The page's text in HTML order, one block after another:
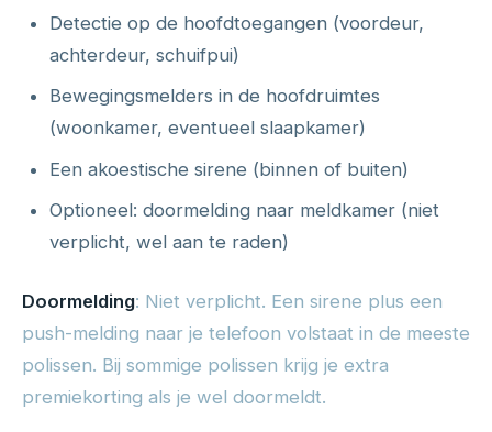
Detectie op de hoofdtoegangen (voordeur,
achterdeur, schuifpui)
Bewegingsmelders in de hoofdruimtes
(woonkamer, eventueel slaapkamer)
Een akoestische sirene (binnen of buiten)
Optioneel: doormelding naar meldkamer (niet
verplicht, wel aan te raden)
Doormelding: Niet verplicht. Een sirene plus een
push-melding naar je telefoon volstaat in de meeste
polissen. Bij sommige polissen krijg je extra
premiekorting als je wel doormeldt.